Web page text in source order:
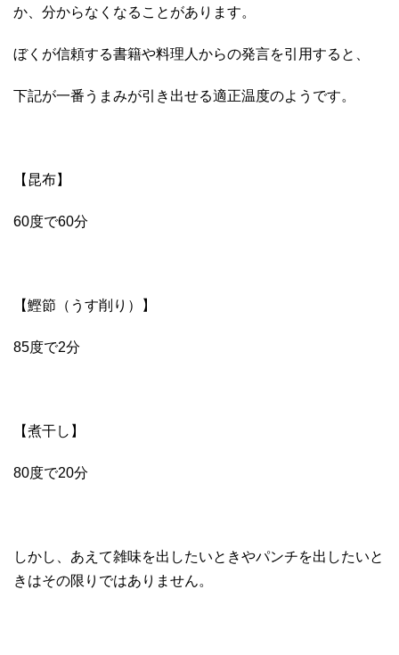
か、分からなくなることがあります。
ぼくが信頼する書籍や料理人からの発言を引用すると、
下記が一番うまみが引き出せる適正温度のようです。
【昆布】
60度で60分
【鰹節（うす削り）】
85度で2分
【煮干し】
80度で20分
しかし、あえて雑味を出したいときやパンチを出したいと
きはその限りではありません。